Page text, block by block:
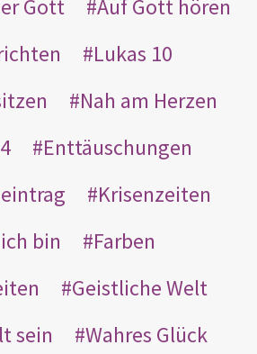
Gott
Auf Gott hören
Lukas 10
Nah am Herzen
Enttäuschungen
Krisenzeiten
bin
Farben
Geistliche Welt
sein
Wahres Glück